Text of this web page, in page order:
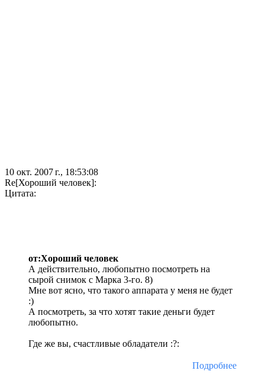
10 окт. 2007 г., 18:53:08
Re[Хороший человек]:
Цитата:
от:Хороший человек
А действительно, любопытно посмотреть на
сырой снимок с Марка 3-го. 8)
Мне вот ясно, что такого аппарата у меня не будет
:)
А посмотреть, за что хотят такие деньги будет
любопытно.
Где же вы, счастливые обладатели :?:
Подробнее